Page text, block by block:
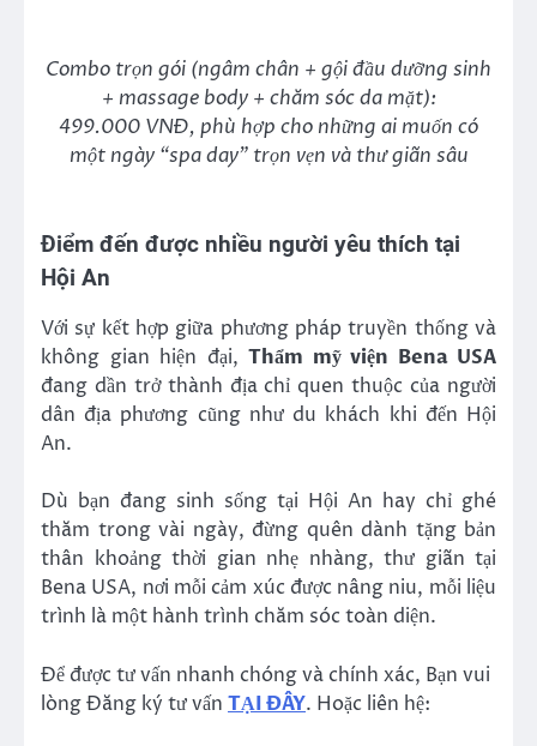
Combo trọn gói (ngâm chân + gội đầu dưỡng sinh
+ massage body + chăm sóc da mặt):
499.000 VNĐ, phù hợp cho những ai muốn có
một ngày “spa day” trọn vẹn và thư giãn sâu
Điểm đến được nhiều người yêu thích tại
Hội An
Với sự kết hợp giữa phương pháp truyền thống và
không gian hiện đại, Thẩm mỹ viện Bena USA
đang dần trở thành địa chỉ quen thuộc của người
dân địa phương cũng như du khách khi đến Hội
An.
Dù bạn đang sinh sống tại Hội An hay chỉ ghé
thăm trong vài ngày, đừng quên dành tặng bản
thân khoảng thời gian nhẹ nhàng, thư giãn tại
Bena USA, nơi mỗi cảm xúc được nâng niu, mỗi liệu
trình là một hành trình chăm sóc toàn diện.
Để được tư vấn nhanh chóng và chính xác, Bạn vui
lòng Đăng ký tư vấn TẠI ĐÂY. Hoặc liên hệ: